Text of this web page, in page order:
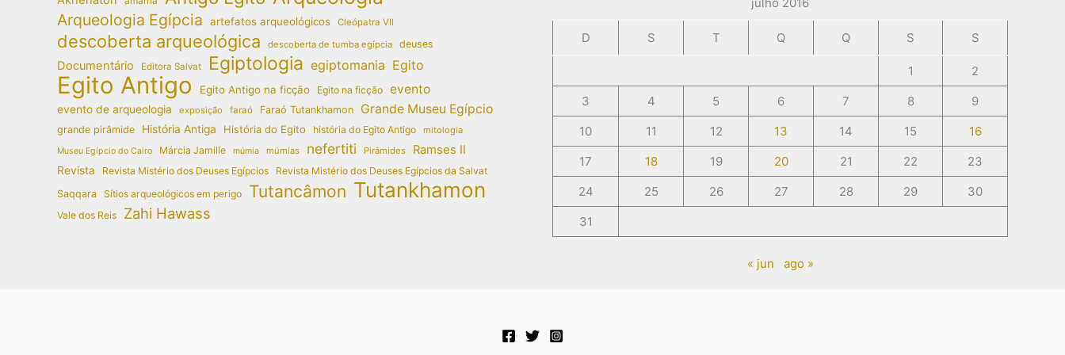
Arqueologia Egípcia artefatos arqueológicos Cleópatra VII
descoberta arqueológica descoberta de tumba egípcia deuses
Documentário Editora Salvat Egiptologia egiptomania Egito
Egito Antigo Egito Antigo na ficção Egito na ficção evento
evento de arqueologia exposição faraó Faraó Tutankhamon Grande Museu Egípcio
grande pirâmide História Antiga História do Egito história do Egito Antigo mitologia
Museu Egípcio do Cairo Márcia Jamille múmia múmias nefertiti Pirâmides Ramses II
Revista Revista Mistério dos Deuses Egípcios
Revista Mistério dos Deuses Egípcios da Salvat
Saqqara Sítios arqueológicos em perigo Tutancâmon Tutankhamon
Vale dos Reis Zahi Hawass
D S T Q Q S S
1
2
3
4 5 6 7 8
9
10
11 12 13 14 15
16
17
18 19 20 21 22
23
24
25 26 27 28 29
30
31
« jun ago »